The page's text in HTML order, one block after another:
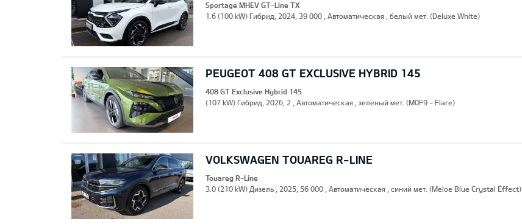
Sportage MHEV GT-Line TX
1.6 (100 kW) Гибрид, 2024, 39 000 , Автоматическая , белый мет. (Deluxe White)
PEUGEOT 408 GT EXCLUSIVE HYBRID 145
408 GT Exclusive Hybrid 145
(107 kW) Гибрид, 2026, 2 , Автоматическая , зеленый мет. (M0F9 - Flare)
VOLKSWAGEN TOUAREG R-LINE
Touareg R-Line
3.0 (210 kW) Дизель , 2025, 56 000 , Автоматическая , синий мет. (Meloe Blue Crystal Effect)